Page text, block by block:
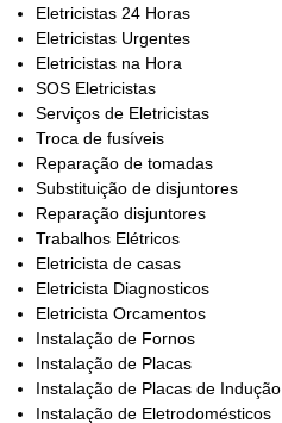
Eletricistas 24 Horas
Eletricistas Urgentes
Eletricistas na Hora
SOS Eletricistas
Serviços de Eletricistas
Troca de fusíveis
Reparação de tomadas
Substituição de disjuntores
Reparação disjuntores
Trabalhos Elétricos
Eletricista de casas
Eletricista Diagnosticos
Eletricista Orcamentos
Instalação de Fornos
Instalação de Placas
Instalação de Placas de Indução
Instalação de Eletrodomésticos